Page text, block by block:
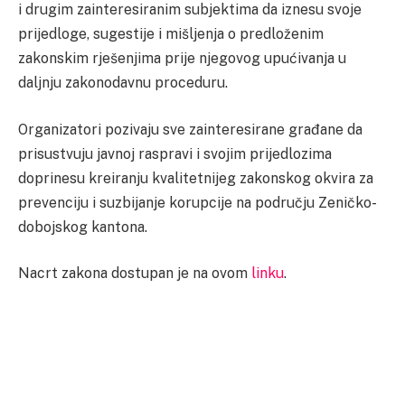
i drugim zainteresiranim subjektima da iznesu svoje
prijedloge, sugestije i mišljenja o predloženim
zakonskim rješenjima prije njegovog upućivanja u
daljnju zakonodavnu proceduru.
Organizatori pozivaju sve zainteresirane građane da
prisustvuju javnoj raspravi i svojim prijedlozima
doprinesu kreiranju kvalitetnijeg zakonskog okvira za
prevenciju i suzbijanje korupcije na području Zeničko-
dobojskog kantona.
Nacrt zakona dostupan je na ovom linku.